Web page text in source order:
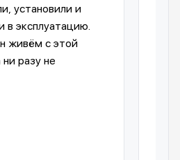
установили и
в эксплуатацию.
живём с этой
разу не